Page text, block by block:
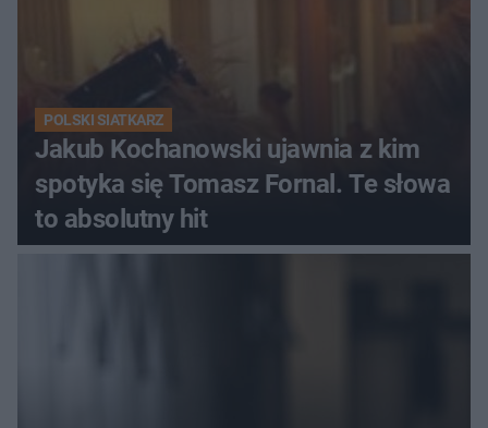
POLSKI SIATKARZ
Jakub Kochanowski ujawnia z kim
spotyka się Tomasz Fornal. Te słowa
to absolutny hit